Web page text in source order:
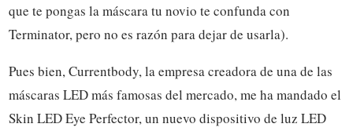
que te pongas la máscara tu novio te confunda con
Terminator, pero no es razón para dejar de usarla).
Pues bien, Currentbody, la empresa creadora de una de las
máscaras LED más famosas del mercado, me ha mandado el
Skin LED Eye Perfector, un nuevo dispositivo de luz LED